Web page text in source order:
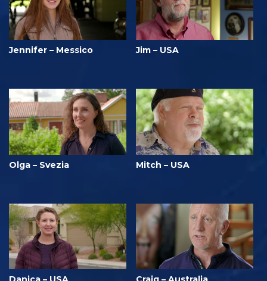
Jennifer – Messico Jim – USA
Olga – Svezia Mitch – USA